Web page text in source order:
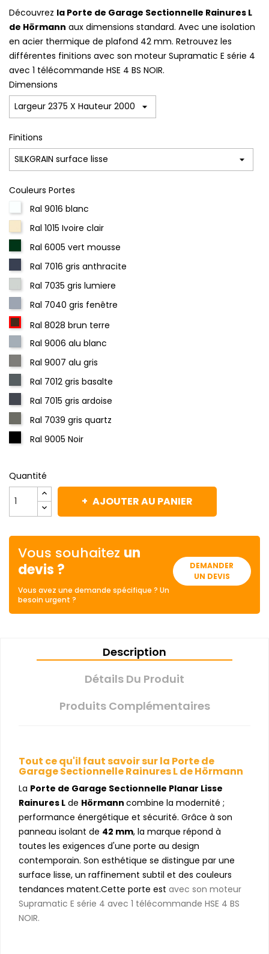
Découvrez la Porte de Garage Sectionnelle Rainures L
de Hörmann aux dimensions standard. Avec une isolation
en acier thermique de plafond 42 mm. Retrouvez les
différentes finitions avec son moteur Supramatic E série 4
avec 1 télécommande HSE 4 BS NOIR.
Dimensions
Finitions
Couleurs Portes
Ral 9016 blanc
Ral 1015 Ivoire clair
Ral 6005 vert mousse
Ral 7016 gris anthracite
Ral 7035 gris lumiere
Ral 7040 gris fenêtre
Ral 8028 brun terre
Ral 9006 alu blanc
Ral 9007 alu gris
Ral 7012 gris basalte
Ral 7015 gris ardoise
Ral 7039 gris quartz
Ral 9005 Noir
Quantité
AJOUTER AU PANIER
Vous souhaitez un
devis ?
Vous avez une demande spécifique ? Un
besoin urgent ?
DEMANDER
UN DEVIS
Description
Détails Du Produit
Produits Complémentaires
Tout ce qu'il faut savoir sur la Porte de
Garage Sectionnelle Rainures L de Hörmann
La Porte de Garage Sectionnelle Planar Lisse
Rainures L de Hörmann combine la modernité ;
performance énergétique et sécurité. Grâce à son
panneau isolant de 42 mm, la marque répond à
toutes les exigences d'une porte au design
contemporain. Son esthétique se distingue par une
surface lisse, un raffinement subtil et des couleurs
tendances matent.Cette porte est avec son moteur
Supramatic E série 4 avec 1 télécommande HSE 4 BS
NOIR.